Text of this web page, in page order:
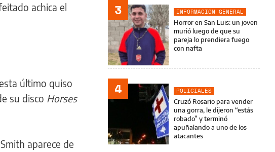
achica el
último quiso
su disco Horses
aparece de
3
INFORMACIÓN GENERAL
Horror en San Luis: un joven
murió luego de que su
pareja lo prendiera fuego
con nafta
4
POLICIALES
Cruzó Rosario para vender
una gorra, le dijeron “estás
robado” y terminó
apuñalando a uno de los
atacantes